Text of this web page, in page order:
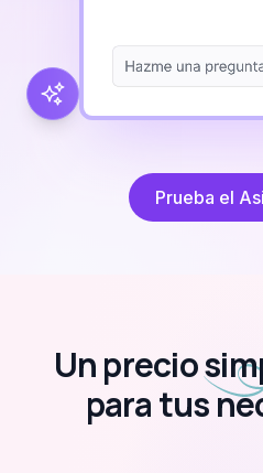
Prueba el
Un precio
para tus